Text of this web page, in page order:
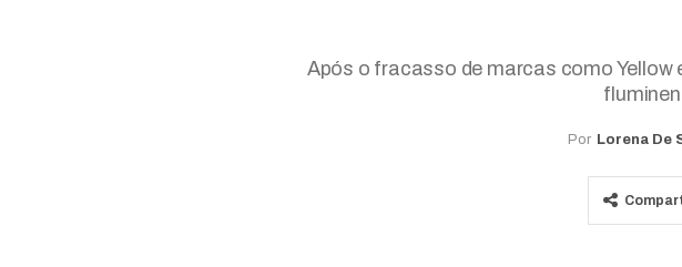
Após o fracasso de marcas como Yellow
Por Lorena De